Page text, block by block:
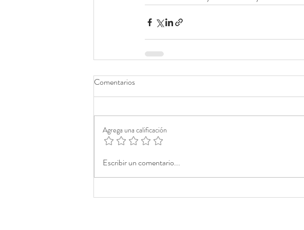
Comentarios
Agrega una calificación
Escribir un comentario...